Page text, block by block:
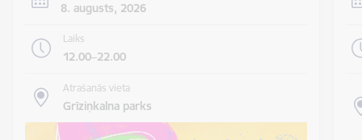
8. augusts, 2026
Laiks
12.00–22.00
Atrašanās vieta
Grīziņkalna parks